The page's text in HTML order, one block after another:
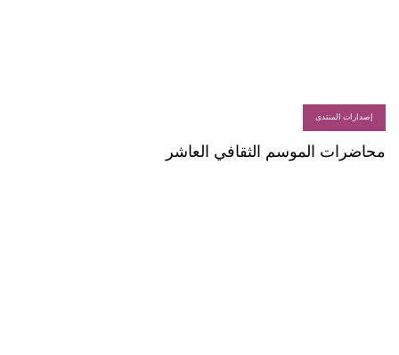
إصدارات المنتدى
محاضرات الموسم الثقافي العاشر